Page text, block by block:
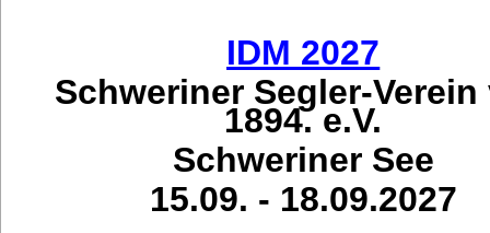
IDM 2027
Schweriner Segler-Verein
1894. e.V.
Schweriner See
15.09. - 18.09.2027